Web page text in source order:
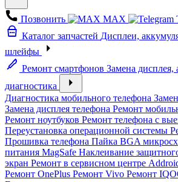
Позвонить MAX
Каталог запчастей Дисплеи,
шлейфы
Ремонт смартфонов Замена дисплея,
диагностика
Диагностика мобильного телефона
Замена дисплея телефона Ремонт
Ремонт ноутбуков Ремонт телефона с
Переустановка операционной системы
Прошивка телефона Пайка BGA
питания MagSafe Наклеивание
экран Ремонт в сервисном центре
Ремонт OnePlus Ремонт Vivo Ремонт